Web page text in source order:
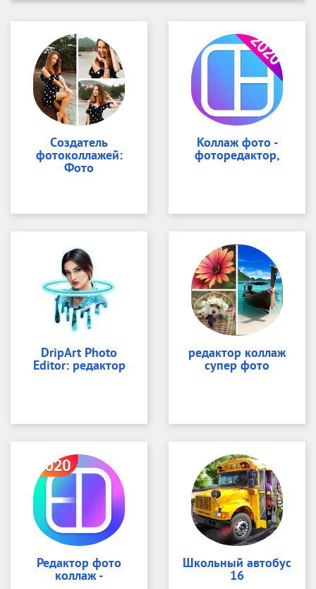
Cоздатель
фотоколлажей:
Фото
Коллаж фото -
фоторедактор,
DripArt Photo
Editor: редактор
редактор коллаж
супер фото
Редактор фото
коллаж -
Школьный автобус
16